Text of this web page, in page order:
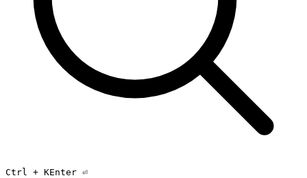
Ctrl + KEnter ⏎